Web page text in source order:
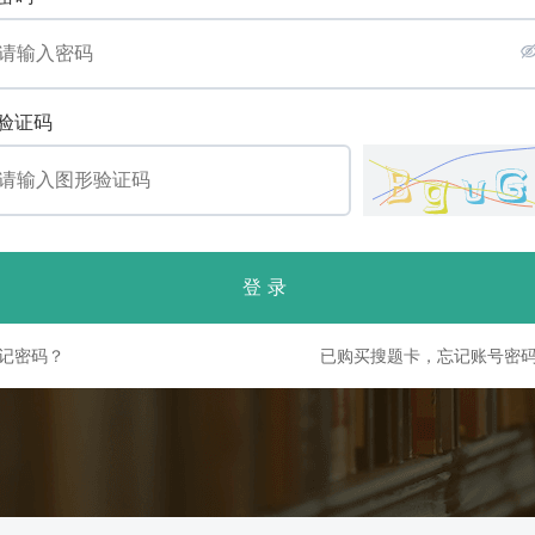
证码
登录
密码？ 已购买搜题卡，忘记账号密